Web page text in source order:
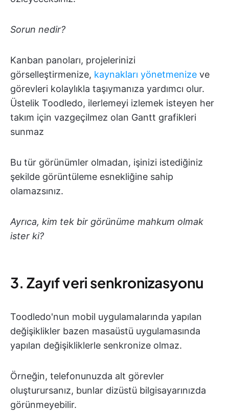
Sorun nedir?
Kanban panoları, projelerinizi
görselleştirmenize, kaynakları yönetmenize ve
görevleri kolaylıkla taşıymanıza yardımcı olur.
Üstelik Toodledo, ilerlemeyi izlemek isteyen her
takım için vazgeçilmez olan Gantt grafikleri
sunmaz
Bu tür görünümler olmadan, işinizi istediğiniz
şekilde görüntüleme esnekliğine sahip
olamazsınız.
Ayrıca, kim tek bir görünüme mahkum olmak
ister ki?
3. Zayıf veri senkronizasyonu
Toodledo'nun mobil uygulamalarında yapılan
değişiklikler bazen masaüstü uygulamasında
yapılan değişikliklerle senkronize olmaz.
Örneğin, telefonunuzda alt görevler
oluşturursanız, bunlar dizüstü bilgisayarınızda
görünmeyebilir.